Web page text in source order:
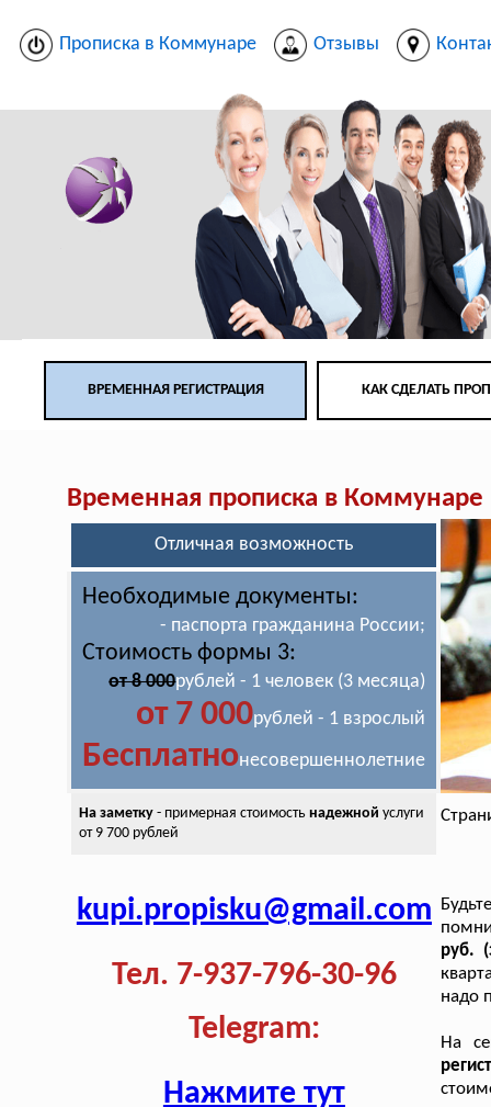
Прописка в Коммунаре Отзывы
ВРЕМЕННАЯ РЕГИСТРАЦИЯ КАК СДЕЛАТЬ
Временная прописка в Коммунаре
Отличная возможность
Необходимые документы:
- паспорта гражданина России;
Стоимость формы 3:
от 8 000рублей - 1 человек (3 месяца)
от 7 000рублей - 1 взрослый
Бесплатнонесовершеннолетние
На заметку - примерная стоимостьнадежной услуги
от 9 700 рублей
kupi.propisku@gmail.com
Тел. 7-937-796-30-96
Telegram:
Нажмите тут
руб.
надо
На